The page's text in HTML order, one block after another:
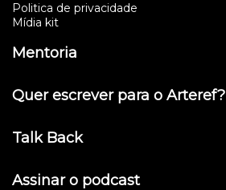
Politica de privacidade
Mídia kit
Mentoria
Quer escrever para o Arteref?
Talk Back
Assinar o podcast